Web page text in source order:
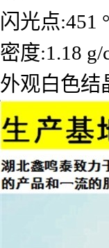
闪光点:451
密度:1.18 g/
外观白色结